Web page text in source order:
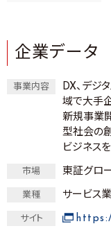
企業データ
事業内容
DX、デジ
域で大手
新規事業
型社会の創
ビジネスを
市場 東証グロ
業種 サービス業
サイト